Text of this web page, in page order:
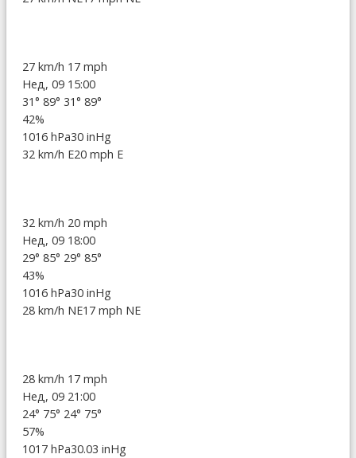
27 km/h 17 mph
Нед, 09 15:00
31° 89° 31° 89°
42%
1016 hPa30 inHg
32 km/h E20 mph E
32 km/h 20 mph
Нед, 09 18:00
29° 85° 29° 85°
43%
1016 hPa30 inHg
28 km/h NE17 mph NE
28 km/h 17 mph
Нед, 09 21:00
24° 75° 24° 75°
57%
1017 hPa30.03 inHg